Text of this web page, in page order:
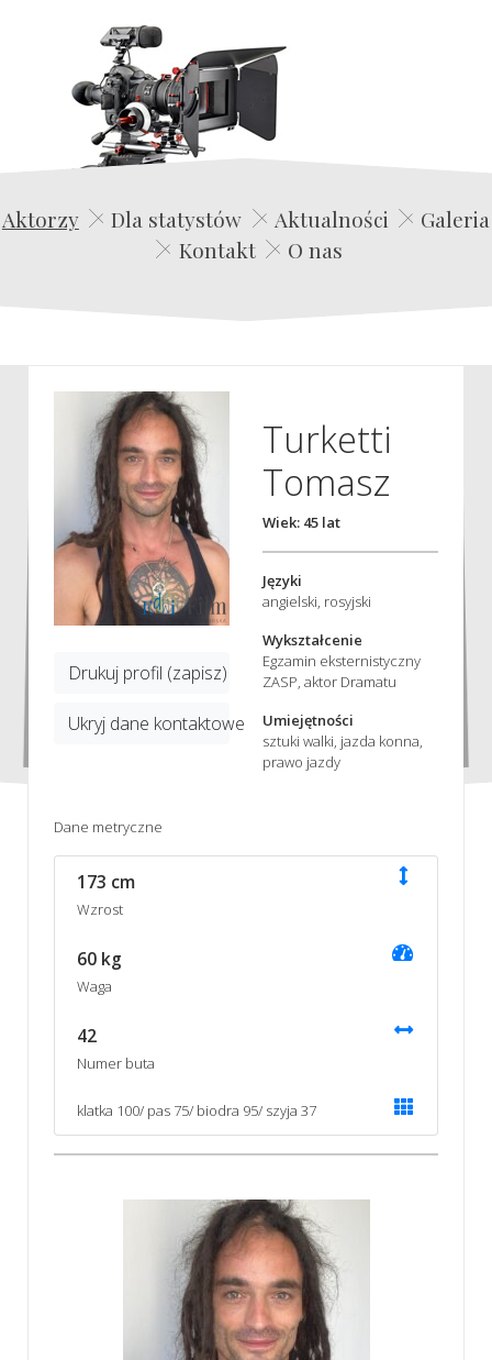
Edwin Film Agencja Aktorska
Aktorzy Dla statystów Aktualności
Galeria
Kontakt
O nas
Drukuj profil (zapisz)
Ukryj dane kontaktowe
Turketti
Tomasz
Wiek: 45 lat
Języki
angielski, rosyjski
Wykształcenie
Egzamin eksternistyczny
ZASP, aktor Dramatu
Umiejętności
sztuki walki, jazda konna,
prawo jazdy
Dane metryczne
173 cm
Wzrost
60 kg
Waga
42
Numer buta
klatka 100/ pas 75/ biodra 95/ szyja 37